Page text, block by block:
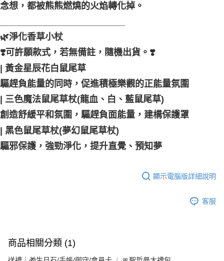
念想，都被熊熊燃燒的火焰轉化掉。
🌿淨化香草小杖
❣️可許願款式，若無備註，隨機出貨。❣️
| 黃金星辰花白鼠尾草
驅趕負能量的同時，促進積極樂觀的正能量氛圍
| 三色魔法鼠尾草杖(龍血、白、藍鼠尾草)
創造舒緩平和氛圍，驅趕負面能量，建構保護罩
| 黑色鼠尾草杖(夢幻鼠尾草杖)
驅邪保護，強勁淨化，提升直覺、預知夢
顯示電腦版詳細說明
客服
商品相關分類 (1)